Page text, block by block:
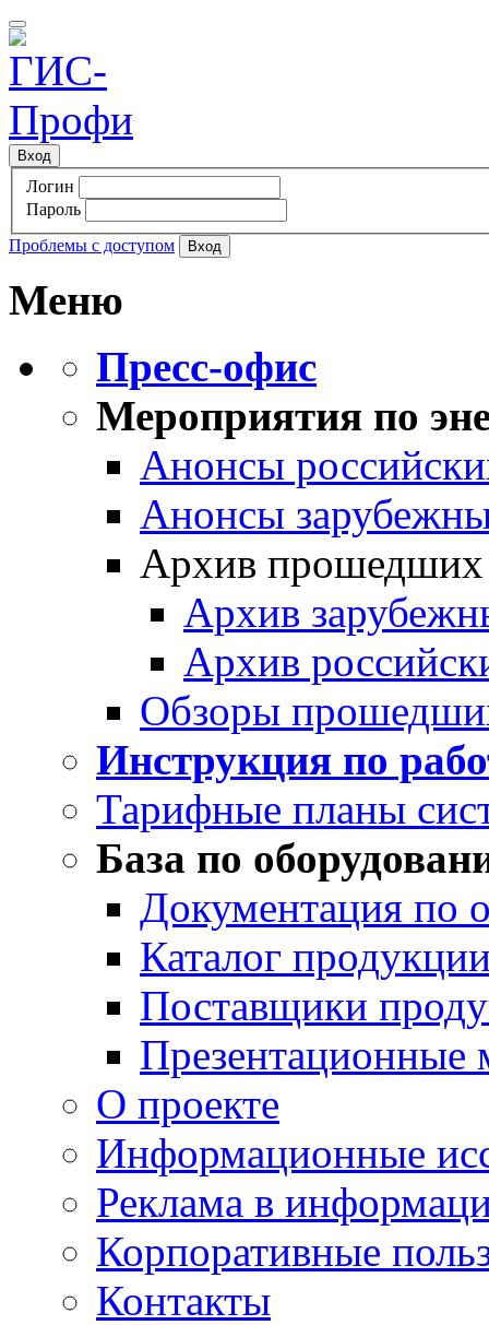
Вход
Логин
Пароль
Проблемы с доступом
Меню
Пресс-офис
Мероприятия по
Анонсы
Анонсы
Архив прошедших
Архив
Архив
Обзоры
Инструкция по
Тарифные планы
База по
Документация по
Каталог
Поставщики
Презентационные
О проекте
Информационные
Реклама в
Корпоративные
Контакты